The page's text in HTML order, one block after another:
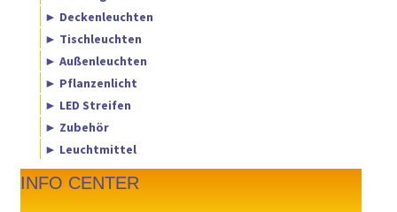
► Deckenleuchten
► Tischleuchten
► Außenleuchten
► Pflanzenlicht
► LED Streifen
► Zubehör
► Leuchtmittel
INFO CENTER